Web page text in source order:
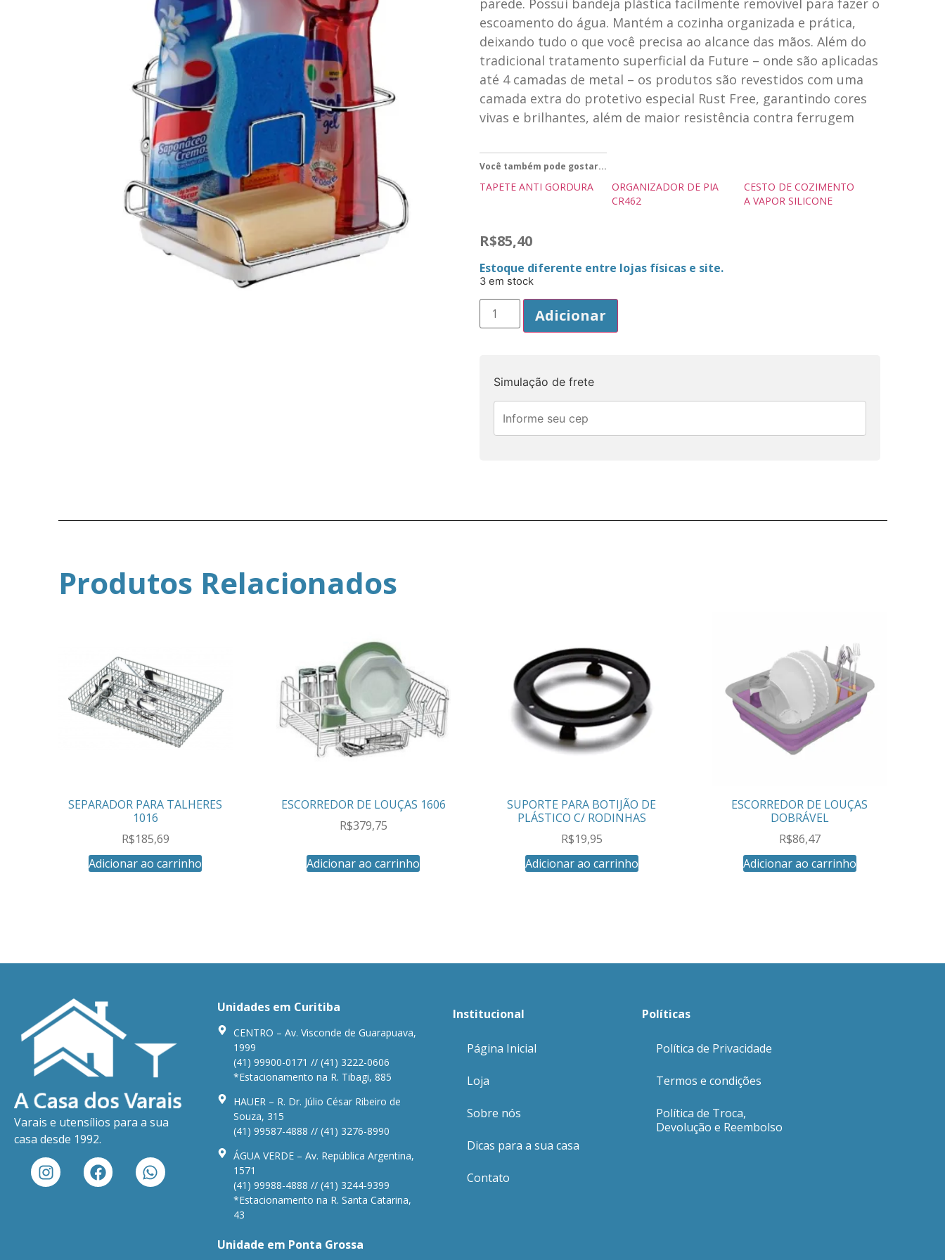
parede. Possui bandeja plástica facilmente removível para fazer o
escoamento do água. Mantém a cozinha organizada e prática,
deixando tudo o que você precisa ao alcance das mãos. Além do
tradicional tratamento superficial da Future – onde são aplicadas
até 4 camadas de metal – os produtos são revestidos com uma
camada extra do protetivo especial Rust Free, garantindo cores
vivas e brilhantes, além de maior resistência contra ferrugem
Você também pode gostar...
TAPETE ANTI GORDURA
ORGANIZADOR DE PIA
CR462
CESTO DE COZIMENTO
A VAPOR SILICONE
R$85,40
Estoque diferente entre lojas físicas e site.
3 em stock
Adicionar
Simulação de frete
Produtos Relacionados
SEPARADOR PARA TALHERES
1016
R$185,69
Adicionar ao carrinho
ESCORREDOR DE LOUÇAS 1606
R$379,75
Adicionar ao carrinho
SUPORTE PARA BOTIJÃO DE
PLÁSTICO C/ RODINHAS
R$19,95
Adicionar ao carrinho
ESCORREDOR DE LOUÇAS
DOBRÁVEL
R$86,47
Adicionar ao carrinho
Varais e utensílios para a sua
casa desde 1992.
Unidades em Curitiba
CENTRO – Av. Visconde de Guarapuava,
1999
(41) 99900-0171 // (41) 3222-0606
*Estacionamento na R. Tibagi, 885
HAUER – R. Dr. Júlio César Ribeiro de
Souza, 315
(41) 99587-4888 // (41) 3276-8990
ÁGUA VERDE – Av. República Argentina,
1571
(41) 99988-4888 // (41) 3244-9399
*Estacionamento na R. Santa Catarina,
43
Unidade em Ponta Grossa
Institucional
Página Inicial
Loja
Sobre nós
Dicas para a sua casa
Contato
Políticas
Política de Privacidade
Termos e condições
Política de Troca,
Devolução e Reembolso